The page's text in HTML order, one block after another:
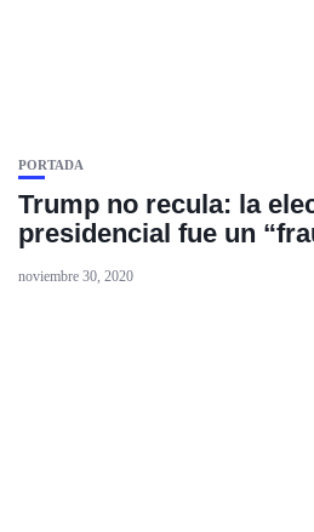
PORTADA
Trump no recula: la
presidencial fue un
noviembre 30, 2020